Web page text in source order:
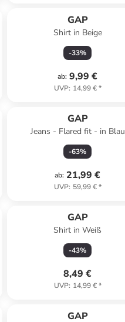
GAP
Shirt in Beige
-33%
ab: 9,99 €
UVP: 14,99 €*
GAP
Jeans - Flared fit - in Blau
-63%
ab: 21,99 €
UVP: 59,99 €*
GAP
Shirt in Weiß
-43%
8,49 €
UVP: 14,99 €*
GAP